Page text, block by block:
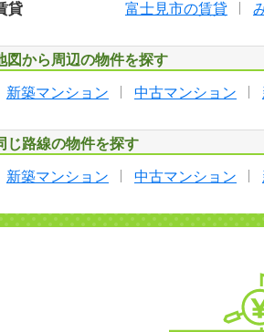
貸
富士見市の賃貸
図から周辺の物件を探す
新築マンション 中古マンション
じ路線の物件を探す
新築マンション 中古マンション